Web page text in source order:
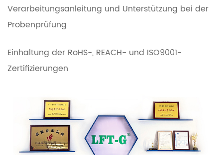
Verarbeitungsanleitung und Unterstützung bei der
Probenprüfung
Einhaltung der RoHS-, REACH- und ISO9001-
Zertifizierungen